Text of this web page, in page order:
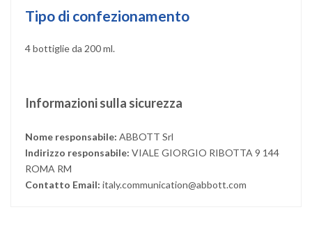
Tipo di confezionamento
4 bottiglie da 200 ml.
Informazioni sulla sicurezza
Nome responsabile: ABBOTT Srl
Indirizzo responsabile: VIALE GIORGIO RIBOTTA 9 144
ROMA RM
Contatto Email: italy.communication@abbott.com